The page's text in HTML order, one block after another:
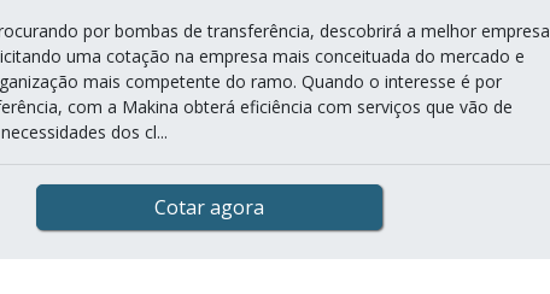
por bombas de transferência, descobrirá a melhor empresa
uma cotação na empresa mais conceituada do mercado e
mais competente do ramo. Quando o interesse é por
com a Makina obterá eficiência com serviços que vão de
dos cl...
Cotar agora